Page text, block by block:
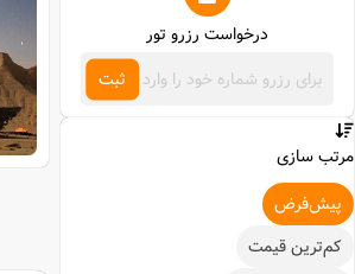
درخواست رزرو تور
ثبت
مرتب سازی
‌پیش‌فرض
‌کم‌ترین قیمت